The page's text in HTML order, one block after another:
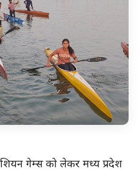
गेम्स को लेकर मध्य प्रदेश